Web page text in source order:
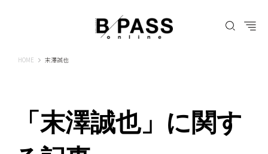
HOME B-PASS ONLINE
末澤誠也
「末澤誠也」に関す